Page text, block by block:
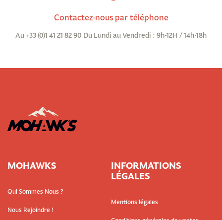
Contactez-nous par téléphone
Au +33 (0)1 41 21 82 90 Du Lundi au Vendredi : 9h-12H / 14h-18h
MOHAWKS
Qui Sommes Nous ?
Nous Rejoindre !
INFORMATIONS
LÉGALES
Mentions légales